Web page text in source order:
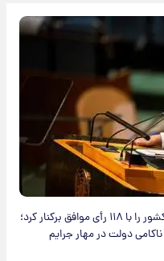
پارلمان پرو بامداد جمعه رئیس‌جمهور این کشور را با ۱۱۸ رأی موافق برکنار کرد؛
دولت در مهار جرایم